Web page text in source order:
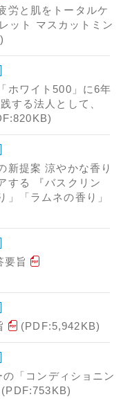
労と肌をトータルケ
ット マスカットミン
ホワイト500」に6年
する法人として、
新提案 涼やかな香り
する 『バスクリン
」「ラムネの香り」
要旨
(PDF:5,942KB)
「コンディショニン
(PDF:753KB)